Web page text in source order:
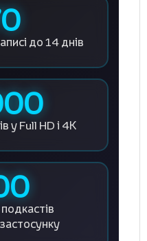
до 14 днів
у Full HD і 4К